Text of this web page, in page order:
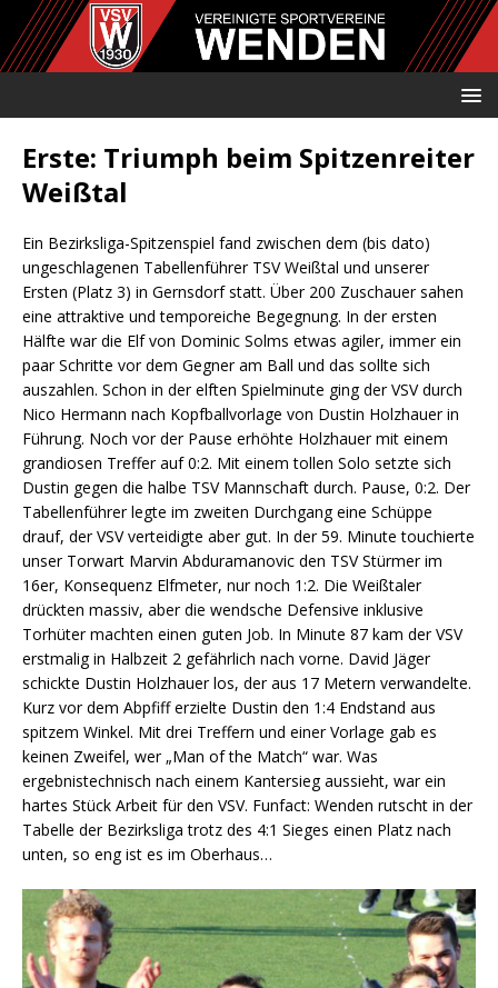
Erste: Triumph beim Spitzenreiter
Weißtal
Ein Bezirksliga-Spitzenspiel fand zwischen dem (bis dato)
ungeschlagenen Tabellenführer TSV Weißtal und unserer
Ersten (Platz 3) in Gernsdorf statt. Über 200 Zuschauer sahen
eine attraktive und temporeiche Begegnung. In der ersten
Hälfte war die Elf von Dominic Solms etwas agiler, immer ein
paar Schritte vor dem Gegner am Ball und das sollte sich
auszahlen. Schon in der elften Spielminute ging der VSV durch
Nico Hermann nach Kopfballvorlage von Dustin Holzhauer in
Führung. Noch vor der Pause erhöhte Holzhauer mit einem
grandiosen Treffer auf 0:2. Mit einem tollen Solo setzte sich
Dustin gegen die halbe TSV Mannschaft durch. Pause, 0:2. Der
Tabellenführer legte im zweiten Durchgang eine Schüppe
drauf, der VSV verteidigte aber gut. In der 59. Minute touchierte
unser Torwart Marvin Abduramanovic den TSV Stürmer im
16er, Konsequenz Elfmeter, nur noch 1:2. Die Weißtaler
drückten massiv, aber die wendsche Defensive inklusive
Torhüter machten einen guten Job. In Minute 87 kam der VSV
erstmalig in Halbzeit 2 gefährlich nach vorne. David Jäger
schickte Dustin Holzhauer los, der aus 17 Metern verwandelte.
Kurz vor dem Abpfiff erzielte Dustin den 1:4 Endstand aus
spitzem Winkel. Mit drei Treffern und einer Vorlage gab es
keinen Zweifel, wer „Man of the Match“ war. Was
ergebnistechnisch nach einem Kantersieg aussieht, war ein
hartes Stück Arbeit für den VSV. Funfact: Wenden rutscht in der
Tabelle der Bezirksliga trotz des 4:1 Sieges einen Platz nach
unten, so eng ist es im Oberhaus…